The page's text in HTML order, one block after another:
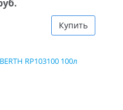
Купить